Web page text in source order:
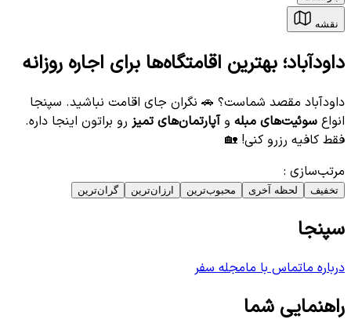
نقشه
داودآباد؛ بهترین اقامتگاه‌ها برای اجاره روزانه
داودآباد مقصد شماست؟ 🚗 نگران جای اقامت نباشید. سپنجا
انواع سوئیت‌های مبله وآپارتمان‌های تمیز رو براتون اینجا داره.
فقط کافیه رزرو کنی! 🏡
مرتب‌سازی :
تخفیف لحظه آخری محبوب‌ترین ارزان‌ترین گران‌ترین
سپنجا
درباره ماتماس با مامجله سفر
راهنمایی شما